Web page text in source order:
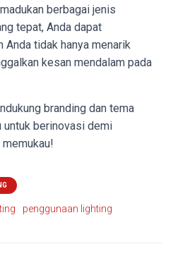
berbagai jenis
tepat, Anda dapat
tidak hanya menarik
kesan mendalam pada
branding dan tema
untuk berinovasi demi
penggunaan lighting